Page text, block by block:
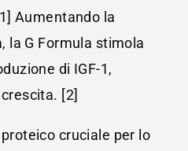
Aumentando la
la G Formula stimola
di IGF-1,
[2]
proteico cruciale per lo